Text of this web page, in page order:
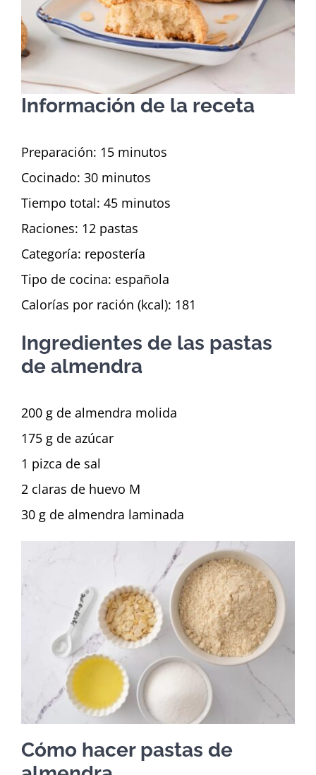
Información de la receta
Preparación: 15 minutos
Cocinado: 30 minutos
Tiempo total: 45 minutos
Raciones: 12 pastas
Categoría: repostería
Tipo de cocina: española
Calorías por ración (kcal): 181
Ingredientes de las pastas
de almendra
200 g de almendra molida
175 g de azúcar
1 pizca de sal
2 claras de huevo M
30 g de almendra laminada
Cómo hacer pastas de